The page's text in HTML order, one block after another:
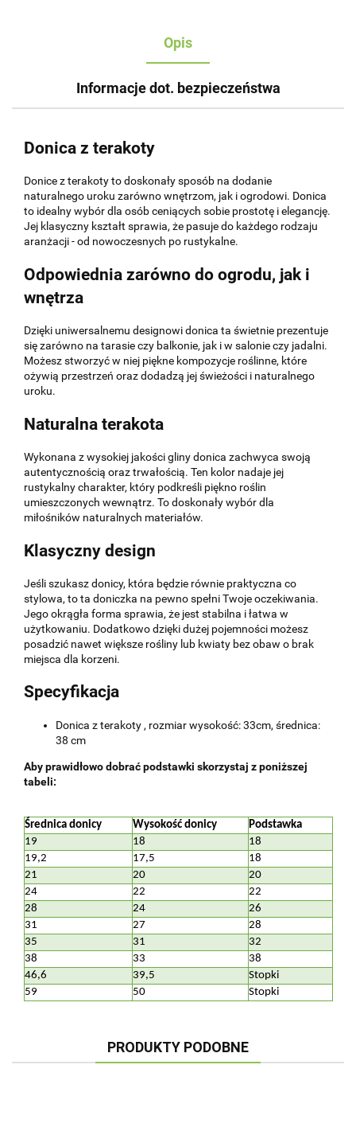
Opis
Informacje dot. bezpieczeństwa
Donica z terakoty
Donice z terakoty to doskonały sposób na dodanie
naturalnego uroku zarówno wnętrzom, jak i ogrodowi. Donica
to idealny wybór dla osób ceniących sobie prostotę i elegancję.
Jej klasyczny kształt sprawia, że pasuje do każdego rodzaju
aranżacji - od nowoczesnych po rustykalne.
Odpowiednia zarówno do ogrodu, jak i
wnętrza
Dzięki uniwersalnemu designowi donica ta świetnie prezentuje
się zarówno na tarasie czy balkonie, jak i w salonie czy jadalni.
Możesz stworzyć w niej piękne kompozycje roślinne, które
ożywią przestrzeń oraz dodadzą jej świeżości i naturalnego
uroku.
Naturalna terakota
Wykonana z wysokiej jakości gliny donica zachwyca swoją
autentycznością oraz trwałością. Ten kolor nadaje jej
rustykalny charakter, który podkreśli piękno roślin
umieszczonych wewnątrz. To doskonały wybór dla
miłośników naturalnych materiałów.
Klasyczny design
Jeśli szukasz donicy, która będzie równie praktyczna co
stylowa, to ta doniczka na pewno spełni Twoje oczekiwania.
Jego okrągła forma sprawia, że jest stabilna i łatwa w
użytkowaniu. Dodatkowo dzięki dużej pojemności możesz
posadzić nawet większe rośliny lub kwiaty bez obaw o brak
miejsca dla korzeni.
Specyfikacja
Donica z terakoty , rozmiar wysokość: 33cm, średnica:
38 cm
Aby prawidłowo dobrać podstawki skorzystaj z poniższej
tabeli:
Średnica donicy Wysokość donicy
Podstawka
19
18
18
19,2
17,5
18
21
20
20
24
22
22
28
24
26
31
27
28
35
31
32
38
33
38
46,6
39,5
Stopki
59
50 Stopki
PRODUKTY PODOBNE